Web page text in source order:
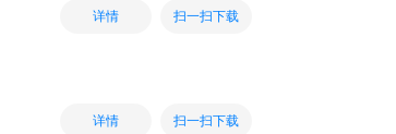
详情 扫一扫下载
详情 扫一扫下载